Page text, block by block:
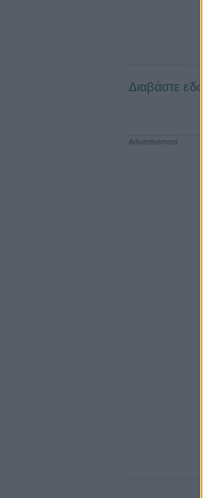
Διαβάστε εδώ